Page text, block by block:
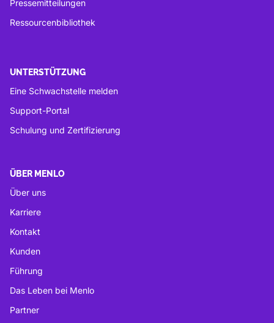
Pressemitteilungen
Ressourcenbibliothek
UNTERSTÜTZUNG
Eine Schwachstelle melden
Support-Portal
Schulung und Zertifizierung
ÜBER MENLO
Über uns
Karriere
Kontakt
Kunden
Führung
Das Leben bei Menlo
Partner